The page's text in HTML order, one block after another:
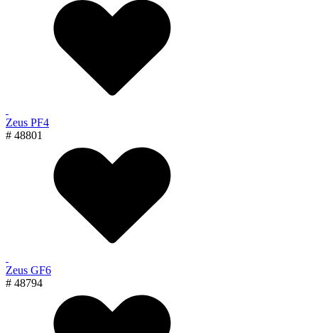
Zeus PF4
# 48801
Zeus GF6
# 48794